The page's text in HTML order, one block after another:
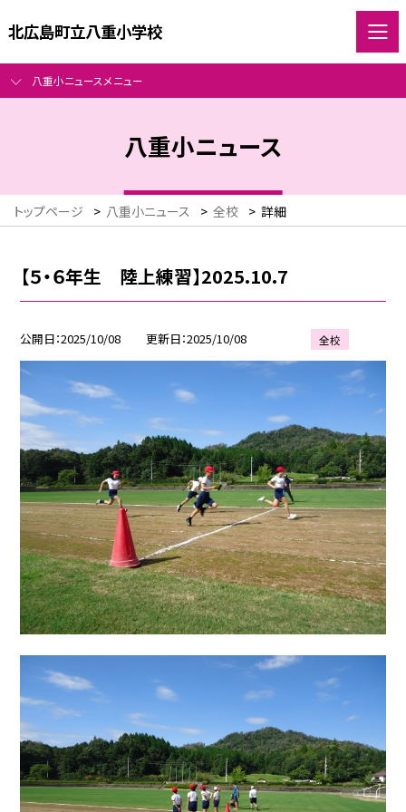
北広島町立八重小学校
八重小ニュースメニュー
八重小ニュース
トップページ > 八重小ニュース > 全校 > 詳細
【５・６年生 陸上練習】2025.10.7
公開日 2025/10/08 更新日 2025/10/08 全校